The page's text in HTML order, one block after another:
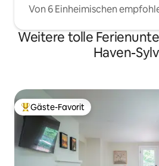
Von 6 Einheimischen
Weitere tolle
Haven-
Beliebter Gäste-Favorit.
Gäste-Favorit